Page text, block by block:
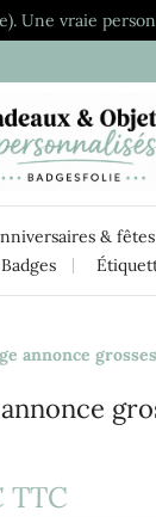
Une vraie
& fêtes
Badges
annonce
TTC